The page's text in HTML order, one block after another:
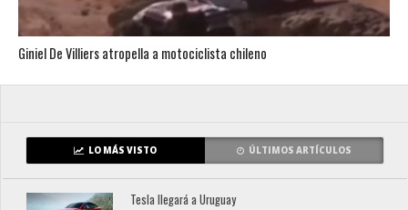
Giniel De Villiers atropella a motociclista chileno
LO MÁS VISTO ÚLTIMOS ARTÍCULOS
Tesla llegará a Uruguay